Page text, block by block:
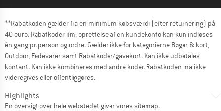
**Rabatkoden gælder fra en minimum købsværdi (efter returnering) på
40 euro. Rabatkoder ifm. oprettelse af en kundekonto kan kun indløses
én gang pr. person og ordre. Gælder ikke for kategorierne Bøger & kort,
Outdoor, Fødevarer samt Rabatkoder/gavekort. Kan ikke udbetales
kontant. Kan ikke kombineres med andre koder. Rabatkoden må ikke
videregives eller offentliggøres.
Highlights
En oversigt over hele webstedet giver voressitemap.